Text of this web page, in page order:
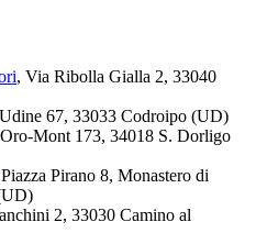
, Via Ribolla Gialla 2, 33040
67, 33033 Codroipo (UD)
Mont 173, 34018 S. Dorligo
Pirano 8, Monastero di
2, 33030 Camino al